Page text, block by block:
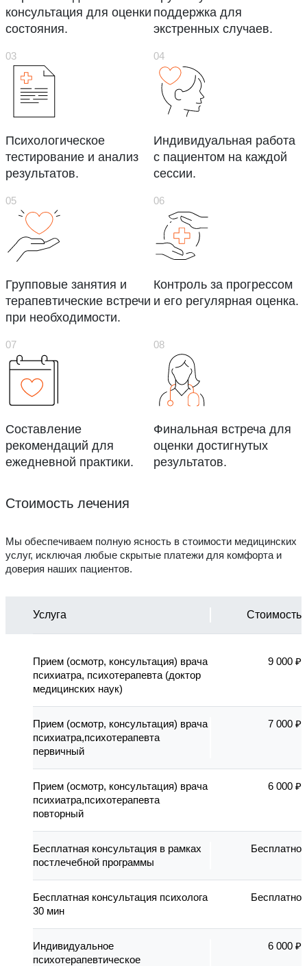
консультация для оценки
состояния.
поддержка для
экстренных случаев.
Психологическое
тестирование и анализ
результатов.
Индивидуальная работа
с пациентом на каждой
сессии.
Групповые занятия и
терапевтические встречи
при необходимости.
Контроль за прогрессом
и его регулярная оценка.
Составление
рекомендаций для
ежедневной практики.
Финальная встреча для
оценки достигнутых
результатов.
Стоимость лечения
Мы обеспечиваем полную ясность в стоимости медицинских
услуг, исключая любые скрытые платежи для комфорта и
доверия наших пациентов.
Услуга Стоимость
Прием (осмотр, консультация) врача
психиатра, психотерапевта (доктор
медицинских наук)
9 000 ₽
Прием (осмотр, консультация) врача
психиатра,психотерапевта
первичный
7 000 ₽
Прием (осмотр, консультация) врача
психиатра,психотерапевта
повторный
6 000 ₽
Бесплатная консультация в рамках
постлечебной программы
Бесплатно
Бесплатная консультация психолога
30 мин
Бесплатно
Индивидуальное
психотерапевтическое
6 000 ₽